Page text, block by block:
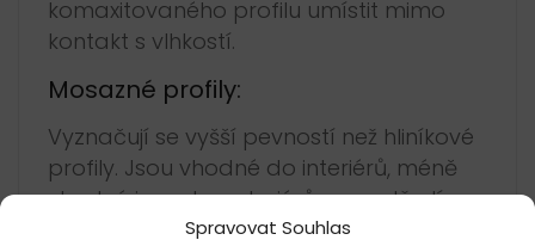
Spravovat Souhlas
komaxitovaného profilu umístit mimo
kontakt s vlhkostí.
Mosazné profily:
Vyznačují se vyšší pevností než hliníkové
profily. Jsou vhodné do interiérů, méně
vhodné jsou do exteriérů a prostředí se
zvýšenou vlhkostí, kde může dojít k jejich